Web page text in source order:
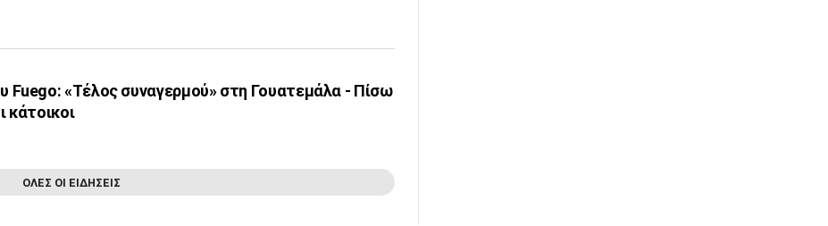
Fuego: «Τέλος συναγερμού» στη Γουατεμάλα - Πίσω
κάτοικοι
ΟΛΕΣ ΟΙ ΕΙΔΗΣΕΙΣ